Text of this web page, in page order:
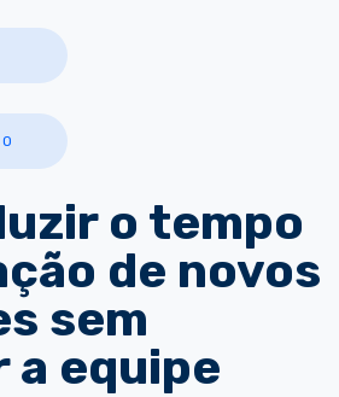
o tempo
de novos
sem
a equipe